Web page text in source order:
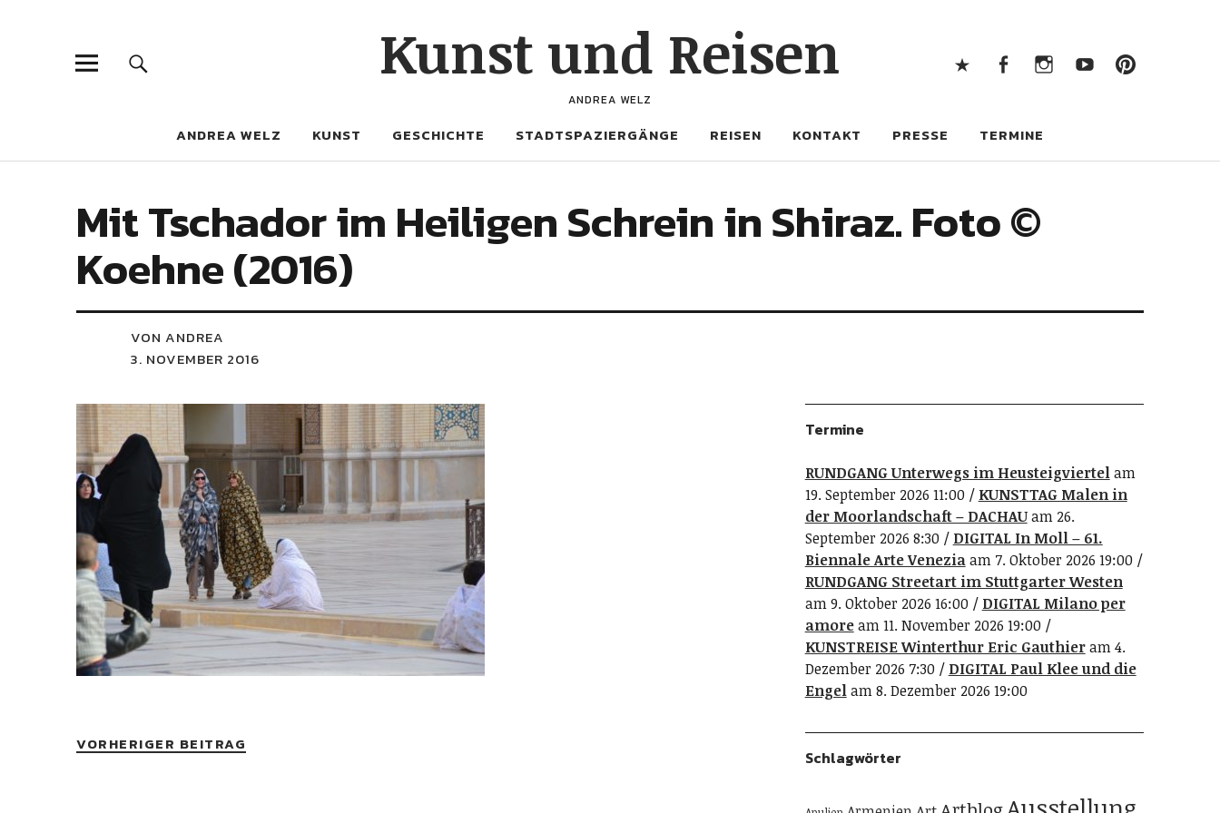
Kunst und Reisen
ANDREA WELZ
ANDREA WELZ KUNST GESCHICHTE STADTSPAZIERGÄNGE REISEN KONTAKT PRESSE TERMINE
Mit Tschador im Heiligen Schrein in Shiraz. Foto ©
Koehne (2016)
VON ANDREA
3. NOVEMBER 2016
VORHERIGER BEITRAG
Termine
RUNDGANG Unterwegs im Heusteigviertelam
19. September 2026 11:00
KUNSTTAG Malen in
der Moorlandschaft – DACHAUam 26.
September 2026 8:30
DIGITAL In Moll – 61.
Biennale Arte Veneziaam 7. Oktober 2026 19:00
RUNDGANG Streetart im Stuttgarter Westen
am 9. Oktober 2026 16:00
DIGITAL Milano per
amoream 11. November 2026 19:00
KUNSTREISE Winterthur Eric Gauthieram 4.
Dezember 2026 7:30
DIGITAL Paul Klee und die
Engelam 8. Dezember 2026 19:00
Schlagwörter